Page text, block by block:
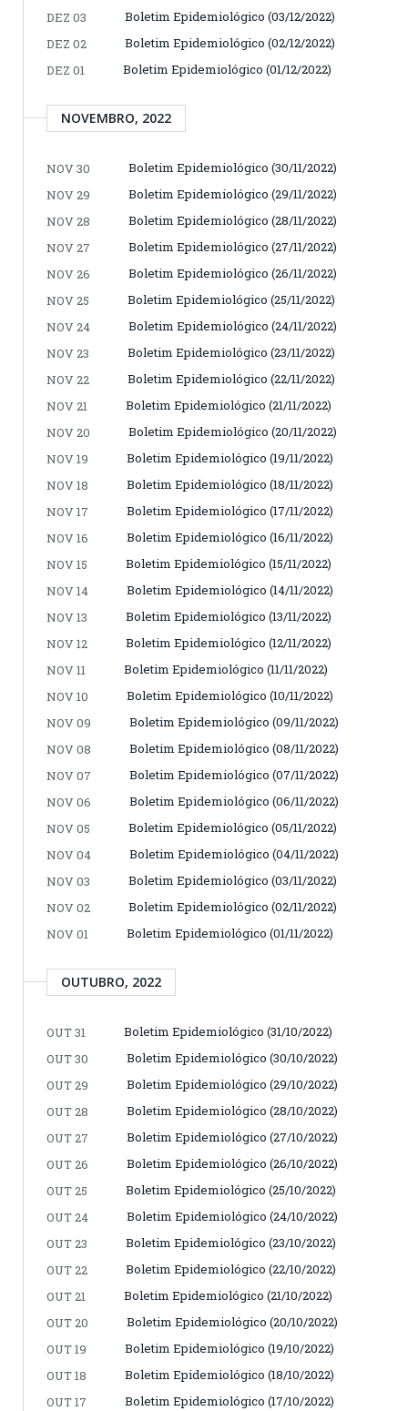
DEZ 03
Boletim Epidemiológico (03/12/2022)
DEZ 02
Boletim Epidemiológico (02/12/2022)
DEZ 01
Boletim Epidemiológico (01/12/2022)
NOVEMBRO, 2022
NOV 30
Boletim Epidemiológico (30/11/2022)
NOV 29
Boletim Epidemiológico (29/11/2022)
NOV 28
Boletim Epidemiológico (28/11/2022)
NOV 27
Boletim Epidemiológico (27/11/2022)
NOV 26
Boletim Epidemiológico (26/11/2022)
NOV 25
Boletim Epidemiológico (25/11/2022)
NOV 24
Boletim Epidemiológico (24/11/2022)
NOV 23
Boletim Epidemiológico (23/11/2022)
NOV 22
Boletim Epidemiológico (22/11/2022)
NOV 21
Boletim Epidemiológico (21/11/2022)
NOV 20
Boletim Epidemiológico (20/11/2022)
NOV 19
Boletim Epidemiológico (19/11/2022)
NOV 18
Boletim Epidemiológico (18/11/2022)
NOV 17
Boletim Epidemiológico (17/11/2022)
NOV 16
Boletim Epidemiológico (16/11/2022)
NOV 15
Boletim Epidemiológico (15/11/2022)
NOV 14
Boletim Epidemiológico (14/11/2022)
NOV 13
Boletim Epidemiológico (13/11/2022)
NOV 12
Boletim Epidemiológico (12/11/2022)
NOV 11
Boletim Epidemiológico (11/11/2022)
NOV 10
Boletim Epidemiológico (10/11/2022)
NOV 09
Boletim Epidemiológico (09/11/2022)
NOV 08
Boletim Epidemiológico (08/11/2022)
NOV 07
Boletim Epidemiológico (07/11/2022)
NOV 06
Boletim Epidemiológico (06/11/2022)
NOV 05
Boletim Epidemiológico (05/11/2022)
NOV 04
Boletim Epidemiológico (04/11/2022)
NOV 03
Boletim Epidemiológico (03/11/2022)
NOV 02
Boletim Epidemiológico (02/11/2022)
NOV 01
Boletim Epidemiológico (01/11/2022)
OUTUBRO, 2022
OUT 31
Boletim Epidemiológico (31/10/2022)
OUT 30
Boletim Epidemiológico (30/10/2022)
OUT 29
Boletim Epidemiológico (29/10/2022)
OUT 28
Boletim Epidemiológico (28/10/2022)
OUT 27
Boletim Epidemiológico (27/10/2022)
OUT 26
Boletim Epidemiológico (26/10/2022)
OUT 25
Boletim Epidemiológico (25/10/2022)
OUT 24
Boletim Epidemiológico (24/10/2022)
OUT 23
Boletim Epidemiológico (23/10/2022)
OUT 22
Boletim Epidemiológico (22/10/2022)
OUT 21
Boletim Epidemiológico (21/10/2022)
OUT 20
Boletim Epidemiológico (20/10/2022)
OUT 19
Boletim Epidemiológico (19/10/2022)
OUT 18
Boletim Epidemiológico (18/10/2022)
OUT 17
Boletim Epidemiológico (17/10/2022)